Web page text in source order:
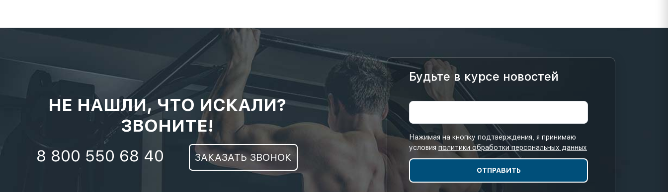
НЕ НАШЛИ, ЧТО ИСКАЛИ?
ЗВОНИТЕ!
8 800 550 68 40 ЗАКАЗАТЬ ЗВОНОК
Будьте в курсе новостей
Нажимая на кнопку подтверждения, я принимаю
условия политики обработки персональных данных